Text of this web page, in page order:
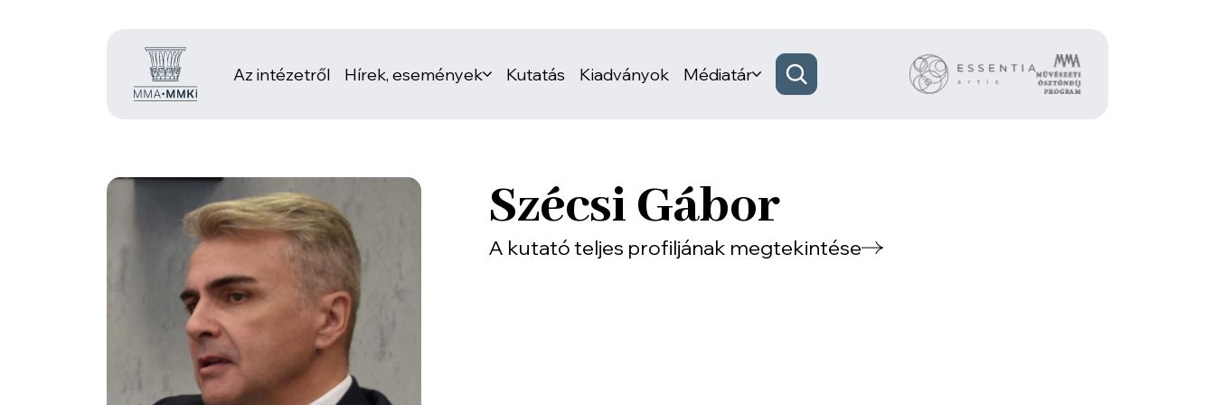
Az intézetről Hírek, események Kutatás Kiadványok Médiatár
Szécsi Gábor
A kutató teljes profiljának megtekintése